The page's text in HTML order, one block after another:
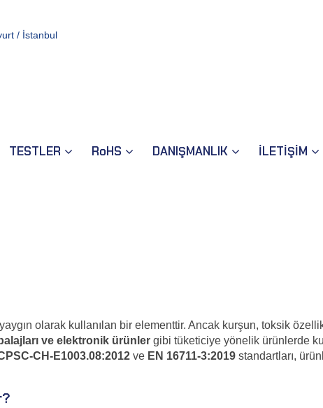
/ İstanbul
TESTLER RoHS DANIŞMANLIK İLETİŞİM
olarak kullanılan bir elementtir. Ancak kurşun, toksik
ve elektronik ürünler gibi tüketiciye yönelik ürünlerde
CH-E1003.08:2012 ve EN 16711-3:2019 standartları,